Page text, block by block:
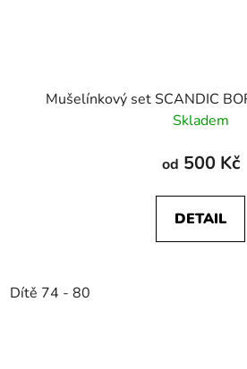
Mušelínkový set SCANDIC
Skladem
od 500 Kč
DETAIL
Dítě 74 - 80